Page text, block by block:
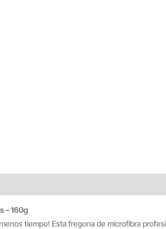
– 160g
tiempo! Esta fregona de microfibra